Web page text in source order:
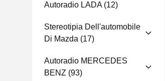
Autoradio LADA(12)
Stereotipia Dell'automobile
Di Mazda (17)
Autoradio MERCEDES
BENZ (93)